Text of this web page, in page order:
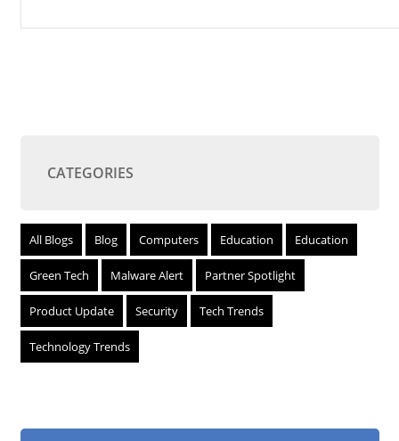
CATEGORIES
All Blogs Blog Computers Education Education
Green Tech Malware Alert Partner Spotlight
Product Update Security Tech Trends
Technology Trends